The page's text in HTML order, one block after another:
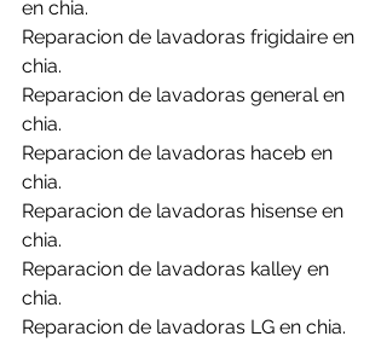
en chia.
Reparacion de lavadoras frigidaire en
chia.
Reparacion de lavadoras general en
chia.
Reparacion de lavadoras haceb en
chia.
Reparacion de lavadoras hisense en
chia.
Reparacion de lavadoras kalley en
chia.
Reparacion de lavadoras LG en chia.